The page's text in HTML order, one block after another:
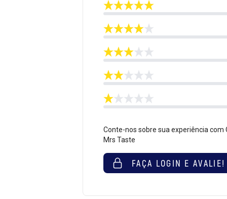
Conte-nos sobre sua experiência
Mrs Taste
FAÇA LOGIN E AVALIE!